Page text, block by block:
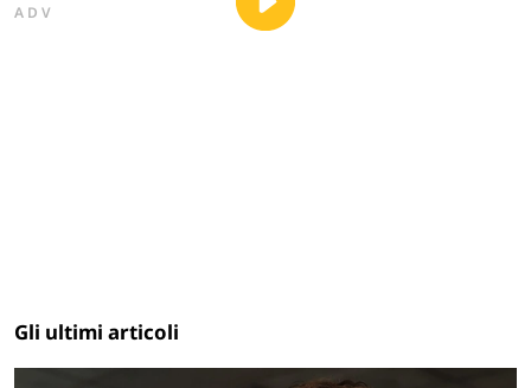
ADV
Gli ultimi articoli